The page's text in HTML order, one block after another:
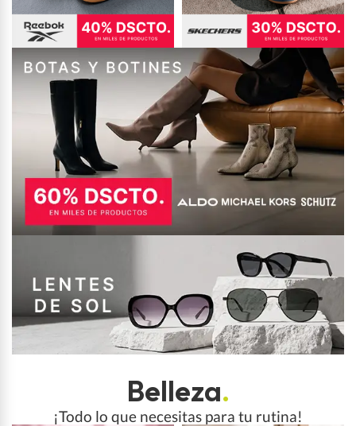
Belleza.
¡Todo lo que necesitas para tu rutina!